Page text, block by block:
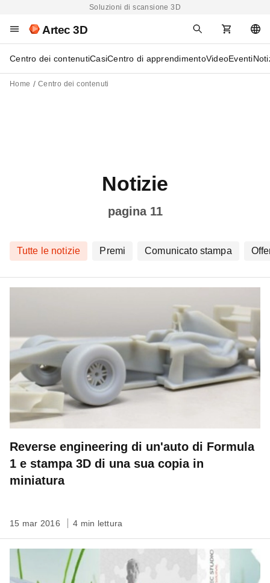
Soluzioni di scansione 3D
Artec 3D
Centro dei contenutiCasiCentro di apprendimentoVideoEventi
Home Centro dei contenuti
Notizie
pagina 11
Tutte le notizie Premi Comunicato stampa
Reverse engineering di un'auto di Formula
1 e stampa 3D di una sua copia in
miniatura
15 mar 2016 4 min lettura